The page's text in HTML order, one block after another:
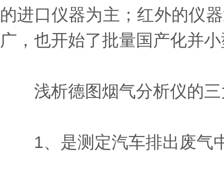
的进口仪器为主；红外的仪
广，也开始了批量国产化并
浅析德图烟气分析仪的三
1、是测定汽车排出废气